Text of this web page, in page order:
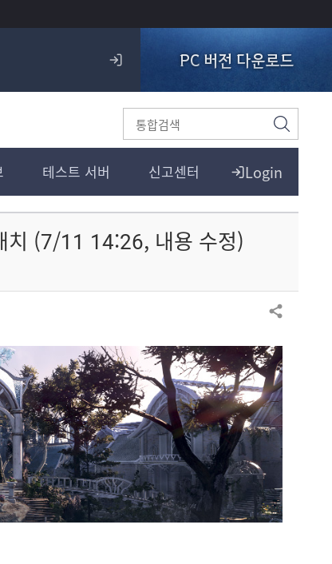
로
PC 버전 다운로드
검
색
Login
테스트 서버 신고센터
치 (7/11 14:26, 내용 수정)
공유하기